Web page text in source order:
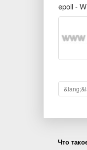
epoll -
Что